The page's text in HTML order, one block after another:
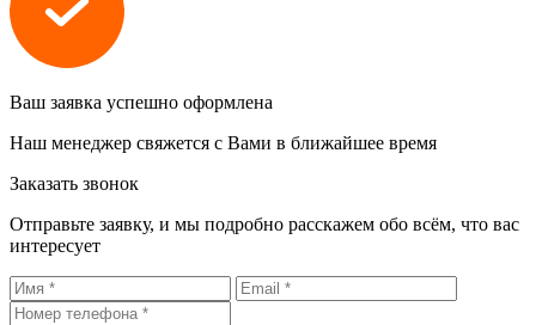
Ваш заявка успешно оформлена
Наш менеджер свяжется с Вами в ближайшее время
Заказать звонок
Отправьте заявку, и мы подробно расскажем обо всём, что вас
интересует